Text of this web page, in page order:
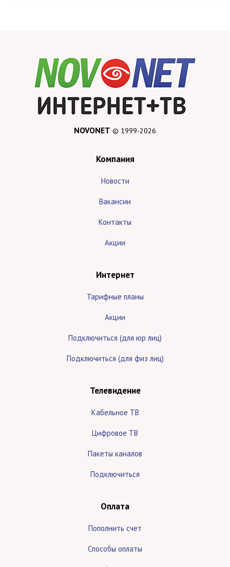
NOVONET © 1999-2026
Компания
Новости
Вакансии
Контакты
Акции
Интернет
Тарифные планы
Акции
Подключиться (для юр лиц)
Подключиться (для физ лиц)
Телевидение
Кабельное ТВ
Цифровое ТВ
Пакеты каналов
Подключиться
Оплата
Пополнить счет
Способы оплаты